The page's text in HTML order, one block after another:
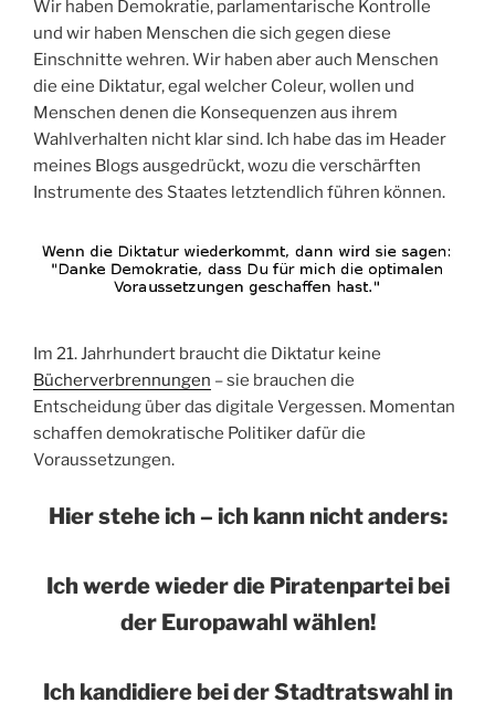
Wir haben Demokratie, parlamentarische Kontrolle
und wir haben Menschen die sich gegen diese
Einschnitte wehren. Wir haben aber auch Menschen
die eine Diktatur, egal welcher Coleur, wollen und
Menschen denen die Konsequenzen aus ihrem
Wahlverhalten nicht klar sind. Ich habe das im Header
meines Blogs ausgedrückt, wozu die verschärften
Instrumente des Staates letztendlich führen können.
Im 21. Jahrhundert braucht die Diktatur keine
Bücherverbrennungen – sie brauchen die
Entscheidung über das digitale Vergessen. Momentan
schaffen demokratische Politiker dafür die
Voraussetzungen.
Hier stehe ich – ich kann nicht anders:
Ich werde wieder die Piratenpartei bei
der Europawahl wählen!
Ich kandidiere bei der Stadtratswahl in